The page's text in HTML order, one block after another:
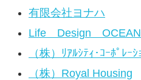
有限会社ヨナハ
Life Design
（株）ﾘｱﾙｼﾃｨ･ｺｰﾎﾟﾚ
（株）Royal Housing